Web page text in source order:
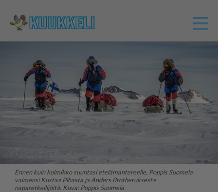
Ennen kuin kolmikko suuntasi etelämantereelle, Poppis Suomela
valmensi Kustaa Pihasta ja Anders Brotheruksesta
naparetkeilijöitä. Kuva: Poppis Suomela